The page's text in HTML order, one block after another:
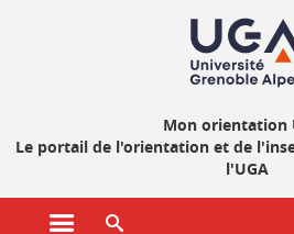
Mon orientation
Le portail de l'orientation et de
l'UGA
Ouvrir le menu principal